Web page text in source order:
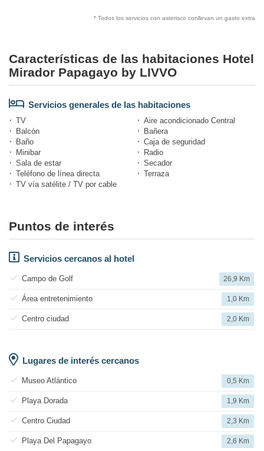
* Todos los servicios con asterisco conllevan un gasto extra
Características de las habitaciones Hotel
Mirador Papagayo by LIVVO
Servicios generales de las habitaciones
TV
Aire acondicionado Central
Balcón
Bañera
Baño
Caja de seguridad
Minibar
Radio
Sala de estar
Secador
Teléfono de línea directa
Terraza
TV vía satélite / TV por cable
Puntos de interés
Servicios cercanos al hotel
Campo de Golf 26,9 Km
Área entretenimiento 1,0 Km
Centro ciudad 2,0 Km
Lugares de interés cercanos
Museo Atlántico 0,5 Km
Playa Dorada 1,9 Km
Centro Ciudad 2,3 Km
Playa Del Papagayo 2,6 Km